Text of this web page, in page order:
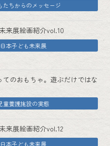
たちからのメッセージ
来展絵画紹介vol.10
日本子ども未来展
てのおもちゃ。遊ぶだけではな
童養護施設の実態
来展絵画紹介vol.12
日本子ども未来展